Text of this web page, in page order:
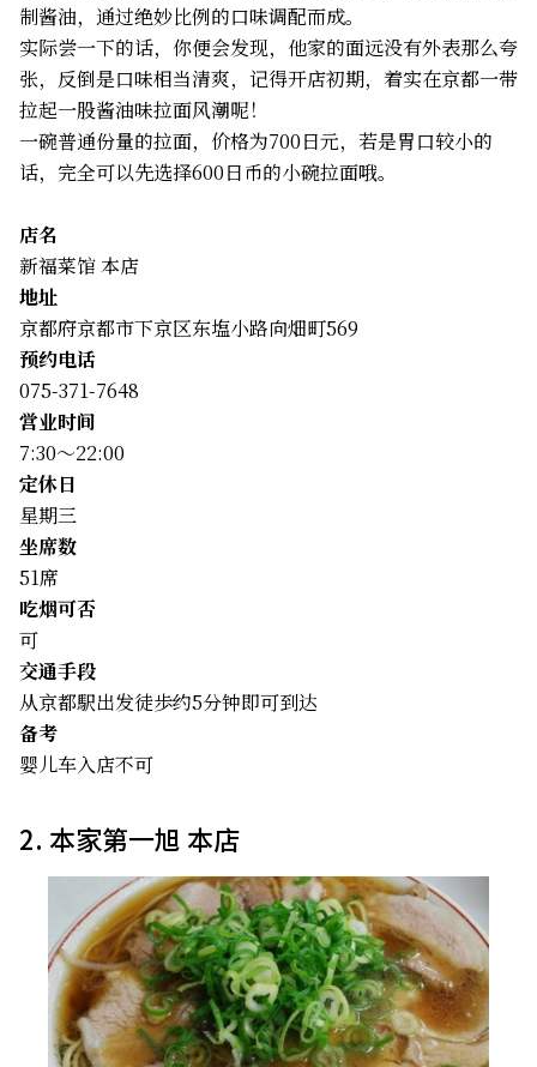
制酱油，通过绝妙比例的口味调配而成。
实际尝一下的话，你便会发现，他家的面远没有外表那么夸
张，反倒是口味相当清爽，记得开店初期，着实在京都一带
拉起一股酱油味拉面风潮呢！
一碗普通份量的拉面，价格为700日元，若是胃口较小的
话，完全可以先选择600日币的小碗拉面哦。
店名
新福菜馆 本店
地址
京都府京都市下京区东塩小路向畑町569
预约电话
075-371-7648
営业时间
7:30〜22:00
定休日
星期三
坐席数
51席
吃烟可否
可
交通手段
从京都駅出发徒歩约5分钟即可到达
备考
婴儿车入店不可
2. 本家第一旭 本店